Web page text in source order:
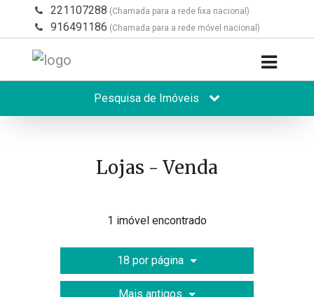
221107288 (Chamada para a rede fixa nacional)
916491186 (Chamada para a rede móvel nacional)
Pesquisa de Imóveis
Lojas - Venda
1 imóvel encontrado
18 por página
Mais antigos